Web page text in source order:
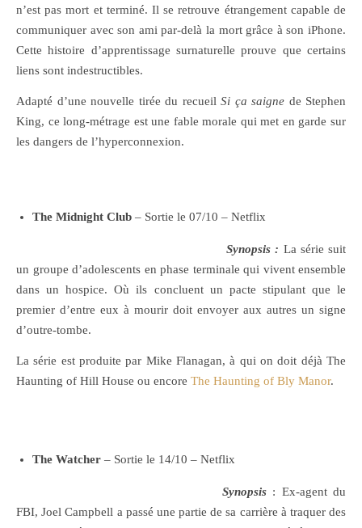
n’est pas mort et terminé. Il se retrouve étrangement capable de
communiquer avec son ami par-delà la mort grâce à son iPhone.
Cette histoire d’apprentissage surnaturelle prouve que certains
liens sont indestructibles.
Adapté d’une nouvelle tirée du recueil Si ça saigne de Stephen
King, ce long-métrage est une fable morale qui met en garde sur
les dangers de l’hyperconnexion.
The Midnight Club – Sortie le 07/10 – Netflix
Synopsis : La série suit
un groupe d’adolescents en phase terminale qui vivent ensemble
dans un hospice. Où ils concluent un pacte stipulant que le
premier d’entre eux à mourir doit envoyer aux autres un signe
d’outre-tombe.
La série est produite par Mike Flanagan, à qui on doit déjà The
Haunting of Hill House ou encore The Haunting of Bly Manor.
The Watcher – Sortie le 14/10 – Netflix
Synopsis : Ex-agent du
FBI, Joel Campbell a passé une partie de sa carrière à traquer des